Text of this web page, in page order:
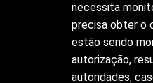
necessita
precisa obter o
estão sendo
autorização,
autoridades,